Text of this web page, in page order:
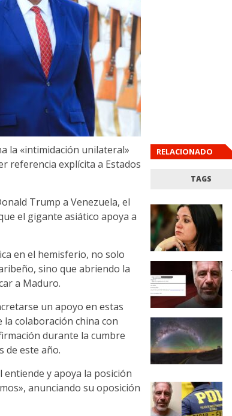
la «intimidación unilateral»
referencia explícita a Estados
Trump a Venezuela, el
el gigante asiático apoya a
en el hemisferio, no solo
sino que abriendo la
a Maduro.
un apoyo en estas
colaboración china con
durante la cumbre
de este año.
entiende y apoya la posición
anunciando su oposición
RELACIONADO
TAGS